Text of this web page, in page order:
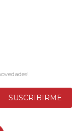
SUSCRIBIRME